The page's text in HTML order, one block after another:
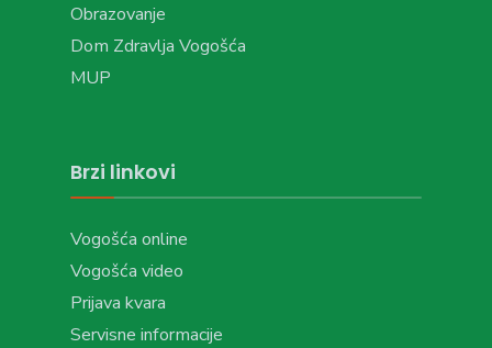
Obrazovanje
Dom Zdravlja Vogošća
MUP
Brzi linkovi
Vogošća online
Vogošća video
Prijava kvara
Servisne informacije